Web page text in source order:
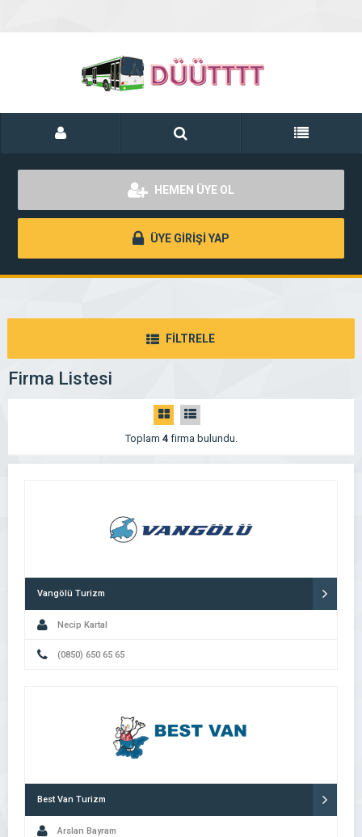
HEMEN ÜYE OL
ÜYE GİRİŞİ YAP
FİLTRELE
Firma Listesi
Toplam 4firma bulundu.
Vangölü Turizm
Necip Kartal
(0850) 650 65 65
Best Van Turizm
Arslan Bayram